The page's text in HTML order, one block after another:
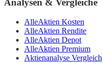
Analysen & Vergleiche
AlleAktien Kosten
AlleAktien Rendite
AlleAktien Depot
AlleAktien Premium
Aktienanalyse Vergleich